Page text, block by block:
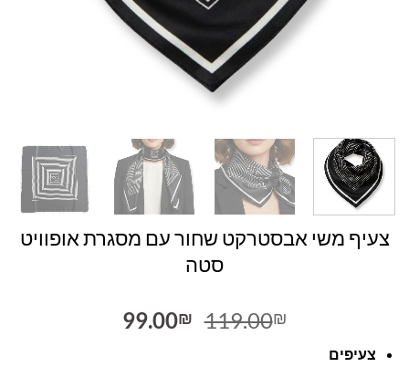
צעיף משי אבסטרקט שחור עם מסגרת אופוויט
סטה
119.00₪
המחיר
99.00₪
המחיר
צעיפים